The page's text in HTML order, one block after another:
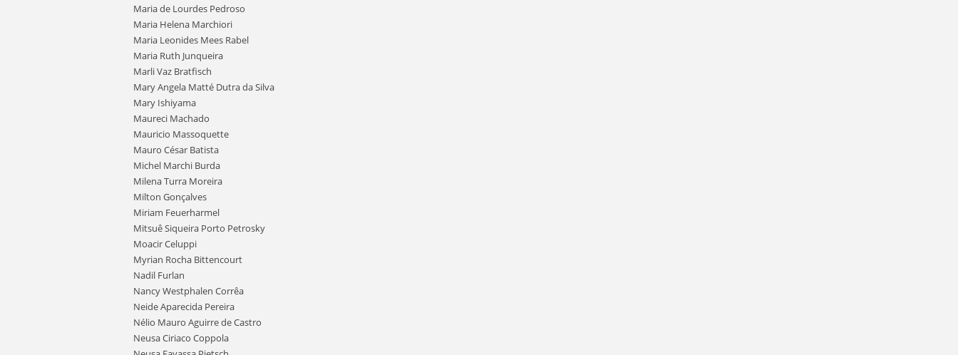
Maria de Lourdes Pedroso
Maria Helena Marchiori
Maria Leonides Mees Rabel
Maria Ruth Junqueira
Marli Vaz Bratfisch
Mary Angela Matté Dutra da Silva
Mary Ishiyama
Maureci Machado
Mauricio Massoquette
Mauro César Batista
Michel Marchi Burda
Milena Turra Moreira
Milton Gonçalves
Miriam Feuerharmel
Mitsuê Siqueira Porto Petrosky
Moacir Celuppi
Myrian Rocha Bittencourt
Nadil Furlan
Nancy Westphalen Corrêa
Neide Aparecida Pereira
Nélio Mauro Aguirre de Castro
Neusa Ciriaco Coppola